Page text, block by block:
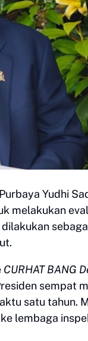
Yudhi
melakukan
CURHAT BANG
sempat
satu tahun.
lembaga